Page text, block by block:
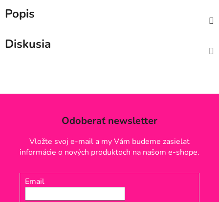
Popis
Diskusia
Odoberať newsletter
Vložte svoj e-mail a my Vám budeme zasielať
informácie o nových produktoch na našom e-shope.
Email